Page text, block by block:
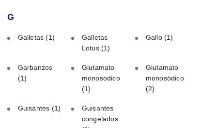
G
Galletas(1)
Galletas
Lotus (1)
Gallo(1)
Garbanzos
(1)
Glutamato
monosodico
(1)
Glutamato
monosódico
(2)
Guisantes (1)
Guisantes
congelados